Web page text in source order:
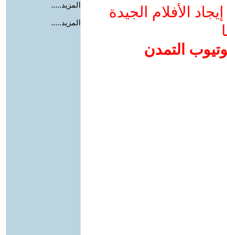
الأفلام الجيدة
التمدن
المزيد.....
المزيد.....